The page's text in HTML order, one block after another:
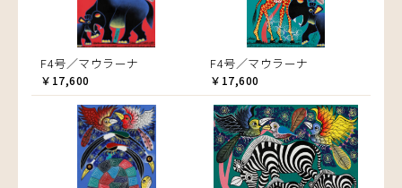
F4号／マウラーナ
￥17,600
F4号／マウラーナ
￥17,600